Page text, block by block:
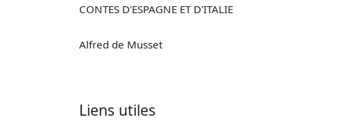
CONTES D'ESPAGNE ET D'ITALIE
Alfred de Musset
Liens utiles